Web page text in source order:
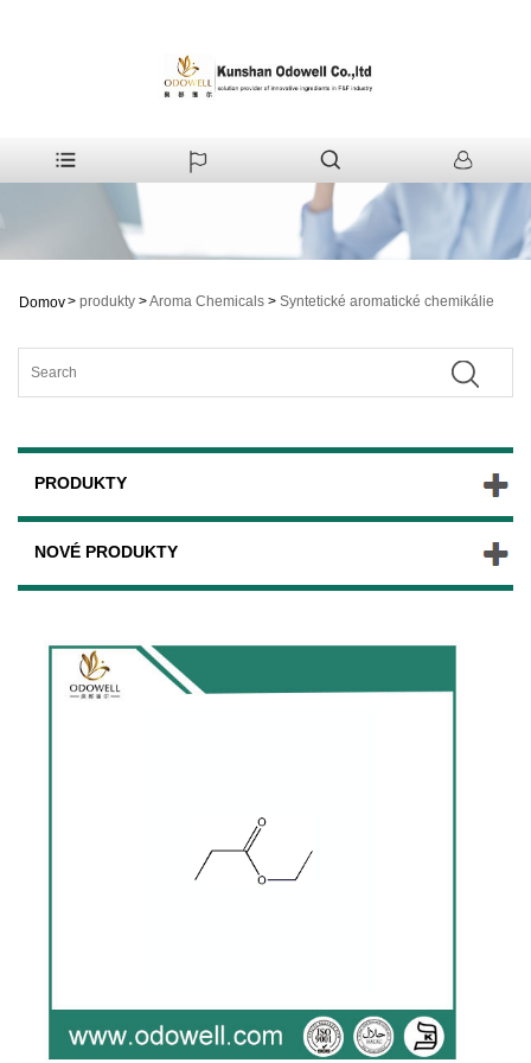
Domov> produkty >Aroma Chemicals > Syntetické aromatické chemikálie
PRODUKTY
NOVÉ PRODUKTY